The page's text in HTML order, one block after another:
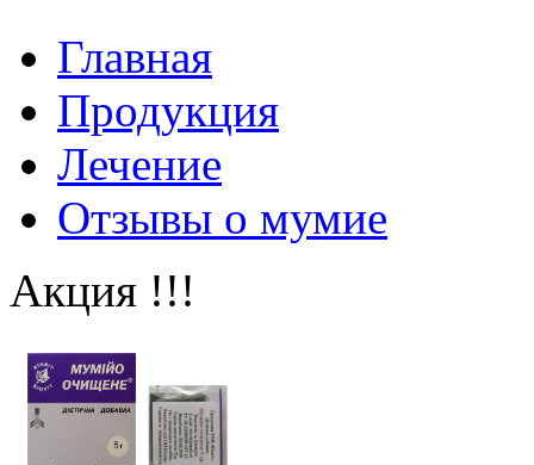
Главная
Продукция
Лечение
Отзывы о мумие
Акция !!!